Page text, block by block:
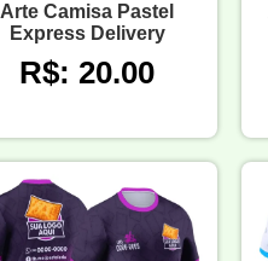
Arte Camisa Pastel
Express Delivery
R$: 20.00